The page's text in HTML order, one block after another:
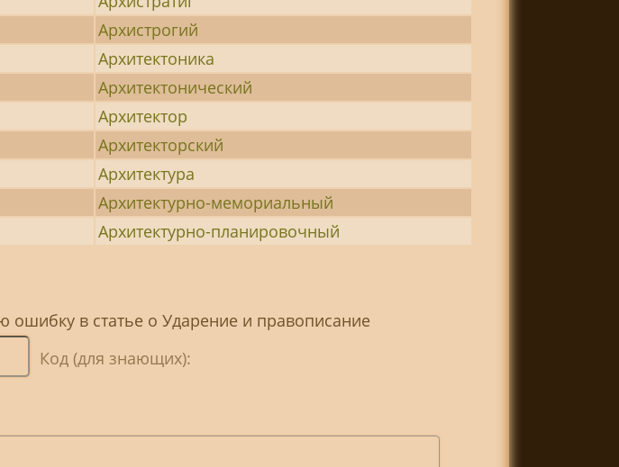
Архистрогий
Архитектоника
Архитектонический
Архитектор
Архитекторский
Архитектура
Архитектурно-мемориальный
Архитектурно-планировочный
в статье о Ударение и правописание
Код (для знающих):